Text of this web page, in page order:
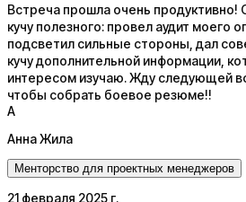
Встреча прошла очень продуктивно!
кучу полезного: провел аудит моего
подсветил сильные стороны, дал
кучу дополнительной информации,
интересом изучаю. Жду следующей
чтобы собрать боевое резюме!!
А
Анна Жила
Менторство для проектных менеджеров
21 февраля 2025 г.